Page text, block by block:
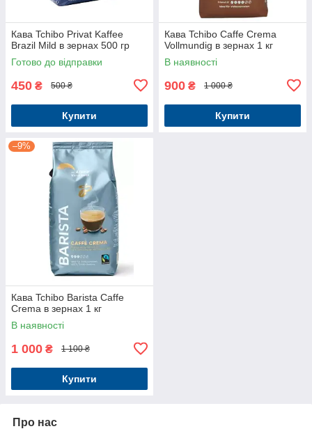
Кава Tchibo Privat Kaffee
Brazil Mild в зернах 500 гр
Готово до відправки
450 ₴ 500 ₴
Купити
Кава Tchibo Caffe Crema
Vollmundig в зернах 1 кг
В наявності
900 ₴ 1 000 ₴
Купити
–9%
Кава Tchibo Barista Caffe
Crema в зернах 1 кг
В наявності
1 000 ₴ 1 100 ₴
Купити
Про нас